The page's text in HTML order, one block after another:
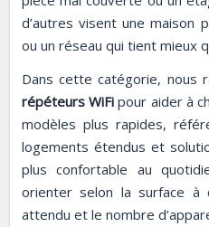
d’autres visent une maison
ou un réseau qui tient mieux
Dans cette catégorie, nous
répéteurs WiFi pour aider à
modèles plus rapides,
logements étendus et
plus confortable au
orienter selon la surface à
attendu et le nombre